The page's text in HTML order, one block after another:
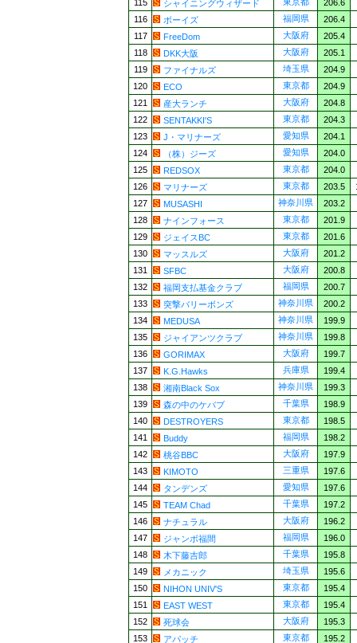
115
シャイニングウィザード
206.6
116
ボーイズ 福岡県
206.4
117
FreeDom 大阪府
205.4
118
DKK大阪 大阪府
205.1
119
ファイナルズ 埼玉県
204.9
120
ECO 東京都
204.9
121
産大ランチ 大阪府
204.8
122
SENTAKKI'S 東京都
204.3
123
J・マリナーズ 愛知県
204.1
124
（株）ジーズ 愛知県
204.0
125
REDSOX 東京都
204.0
126
マリナーズ 東京都 203.5
127
MUSASHI 神奈川県
203.2
128
ナインフォース 東京都
201.9
129
ジェイスBC 東京都
201.6
130
マッスルズ 大阪府
201.2
131
SFBC 大阪府
200.8
132
福岡支払基金クラブ 福岡県
200.7
133
突撃バリーボンズ 神奈川県
200.2
134
MEDUSA 神奈川県
199.9
135
ジャイアンツクラブ 神奈川県
199.8
136
GORIMAX 大阪府
199.7
137
K.G.Hawks 兵庫県
199.4
138
湘南Black Sox 神奈川県
199.3
139
森の中のケバブ 千葉県
198.9
140
DESTROYERS 東京都
198.5
141
Buddy 福岡県
198.2
142
桃谷BBC 大阪府
197.9
143
KIMOTO 三重県
197.6
144
タンデンズ 愛知県
197.6
145
TEAM Chad 千葉県
197.2
146
ナチュラル 大阪府
196.2
147
ジャンボ福間 福岡県
196.0
148
木下藤吉郎 千葉県
195.8
149
メカニック 埼玉県
195.6
150
NIHON UNIV'S 東京都
195.4
151
EAST WEST 東京都
195.4
152
死球会 大阪府
195.3
153
アパッチ 東京都
195.2